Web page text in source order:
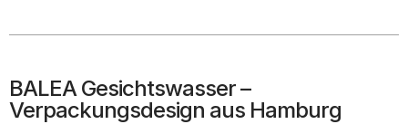
BALEA Gesichtswasser –
Verpackungsdesign aus Hamburg